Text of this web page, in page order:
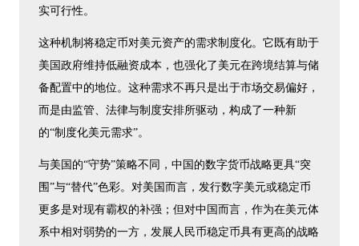
实可行性。
这种机制将稳定币对美元资产的需求制度化。它既有助于
美国政府维持低融资成本，也强化了美元在跨境结算与储
备配置中的地位。这种需求不再只是出于市场交易偏好，
而是由监管、法律与制度安排所驱动，构成了一种新
的“制度化美元需求”。
与美国的“守势”策略不同，中国的数字货币战略更具“突
围”与“替代”色彩。对美国而言，发行数字美元或稳定币
更多是对现有霸权的补强；但对中国而言，作为在美元体
系中相对弱势的一方，发展人民币稳定币具有更高的战略